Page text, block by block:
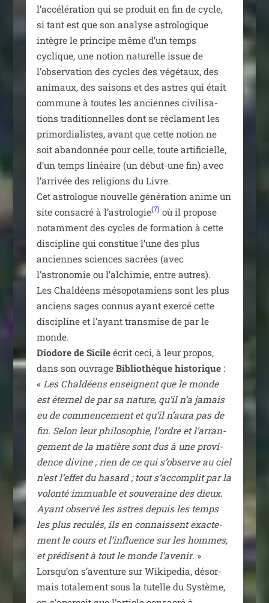
l’accélération qui se pro­duit en fin de cycle,
si tant est que son ana­lyse astro­lo­gique
intègre le prin­cipe même d’un temps
cyclique, une notion natu­relle issue de
l’observation des cycles des végé­taux, des
ani­maux, des sai­sons et des astres qui était
com­mune à toutes les anciennes civi­li­sa­
tions tra­di­tion­nelles dont se réclament les
pri­mor­dia­listes, avant que cette notion ne
soit aban­don­née pour celle, toute arti­fi­cielle,
d’un temps linéaire (un début-une fin) avec
l’arrivée des reli­gions du Livre.
Cet astro­logue nou­velle géné­ra­tion anime un
site consa­cré à l’astrologie(7) où il pro­pose
notam­ment des cycles de for­ma­tion à cette
dis­ci­pline qui consti­tue l’une des plus
anciennes sciences sacrées (avec
l’astronomie ou l’alchimie, entre autres).
Les Chaldéens méso­po­ta­miens sont les plus
anciens sages connus ayant exer­cé cette
dis­ci­pline et l’ayant trans­mise de par le
monde.
Diodore de Sicileécrit ceci, à leur pro­pos,
dans son ouvrage Bibliothèque his­to­rique:
« Les Chaldéens enseignent que le monde
est éter­nel de par sa nature, qu’il n’a jamais
eu de com­men­ce­ment et qu’il n’au­ra pas de
fin. Selon leur phi­lo­so­phie, l’ordre et l’ar­ran­
ge­ment de la matière sont dus à une pro­vi­
dence divine ; rien de ce qui s’ob­serve au ciel
n’est l’ef­fet du hasard ; tout s’ac­com­plit par la
volon­té immuable et sou­ve­raine des dieux.
Ayant obser­vé les astres depuis les temps
les plus recu­lés, ils en connaissent exac­te­
ment le cours et l’in­fluence sur les hommes,
et pré­disent à tout le monde l’a­ve­nir. »
Lorsqu’on s’aventure sur Wikipedia, désor­
mais tota­le­ment sous la tutelle du Système,